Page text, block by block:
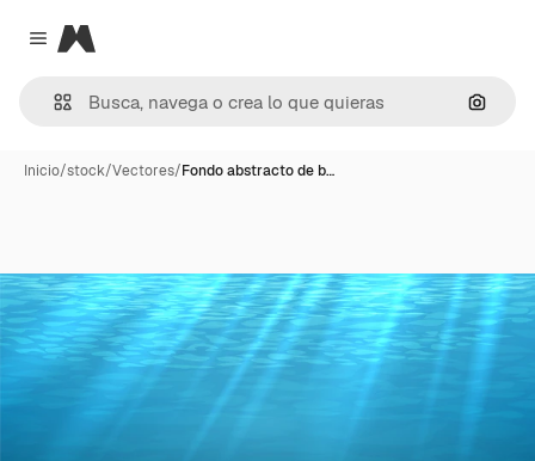
Close menu
Magnific
Inicio/stock/Vectores/Fondo abstracto de b…